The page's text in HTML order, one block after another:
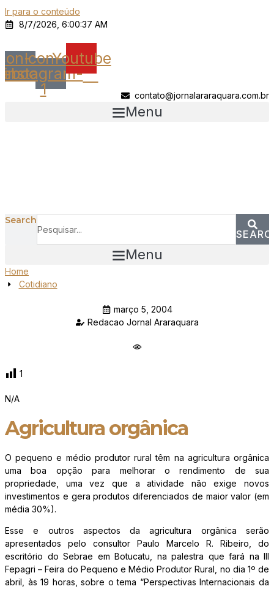
Ir para o conteúdo
8/7/2026, 6:00:37 AM
Icon-
instagram-
1
Youtube
contato@jornalararaquara.com.br
Menu
Search
Menu
Home
Cotidiano
março 5, 2004
Redacao Jornal Araraquara
1
N/A
Agricultura orgânica
O pequeno e médio produtor rural têm na agricultura orgânica
uma boa opção para melhorar o rendimento de sua
propriedade, uma vez que a atividade não exige novos
investimentos e gera produtos diferenciados de maior valor (em
média 30%).
Esse e outros aspectos da agricultura orgânica serão
apresentados pelo consultor Paulo Marcelo R. Ribeiro, do
escritório do Sebrae em Botucatu, na palestra que fará na III
Fepagri – Feira do Pequeno e Médio Produtor Rural, no dia 1º de
abril, às 19 horas, sobre o tema “Perspectivas Internacionais da